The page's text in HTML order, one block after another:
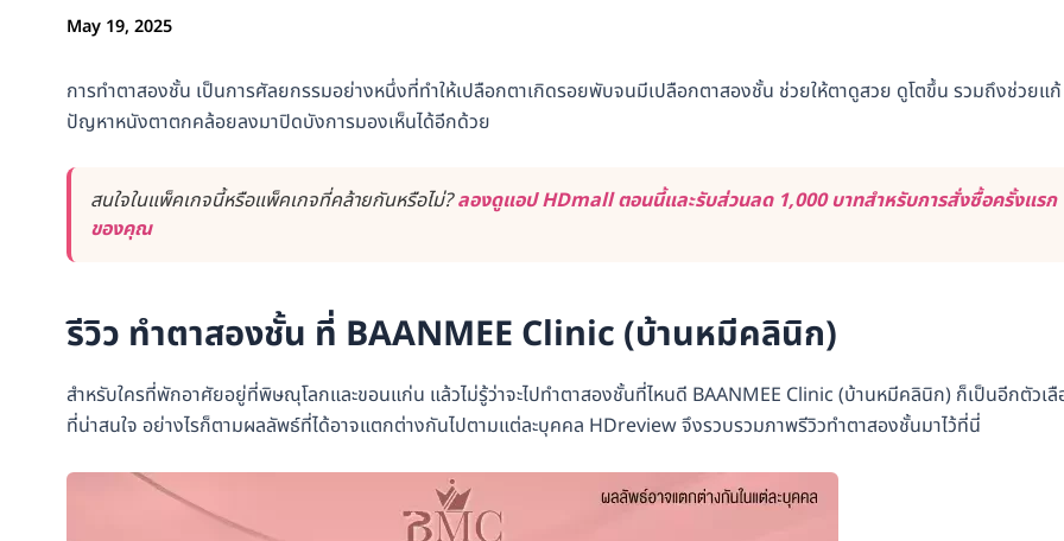
May 19, 2025
การทำตาสองชั้น เป็นการศัลยกรรมอย่างหนึ่งที่ทำให้เปลือกตาเกิดรอยพับจนมีเปลือกตาสองชั้น ช่วยให้ตาดูสวย ดูโตขึ้น รวมถึงช่วยแก้
ปัญหาหนังตาตกคล้อยลงมาปิดบังการมองเห็นได้อีกด้วย
สนใจในแพ็คเกจนี้หรือแพ็คเกจที่คล้ายกันหรือไม่?ลองดูแอป HDmall ตอนนี้และรับส่วนลด 1,000 บาทสำหรับการสั่งซื้อครั้งแรก
ของคุณ
รีวิว ทำตาสองชั้น ที่ BAANMEE Clinic (บ้านหมีคลินิก)
สำหรับใครที่พักอาศัยอยู่ที่พิษณุโลกและขอนแก่น แล้วไม่รู้ว่าจะไปทำตาสองชั้นที่ไหนดี BAANMEE Clinic (บ้านหมีคลินิก) ก็เป็นอีกตัวเ
ที่น่าสนใจ อย่างไรก็ตามผลลัพธ์ที่ได้อาจแตกต่างกันไปตามแต่ละบุคคล HDreview จึงรวบรวมภาพรีวิวทำตาสองชั้นมาไว้ที่นี่